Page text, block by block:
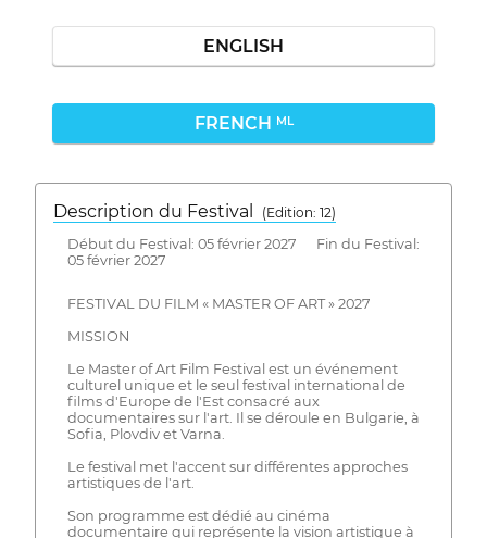
ENGLISH
FRENCH ML
Description du Festival
( Edition: 12)
Début du Festival: 05 février 2027 Fin du Festival:
05 février 2027
FESTIVAL DU FILM « MASTER OF ART » 2027
MISSION
Le Master of Art Film Festival est un événement
culturel unique et le seul festival international de
films d'Europe de l'Est consacré aux
documentaires sur l'art. Il se déroule en Bulgarie, à
Sofia, Plovdiv et Varna.
Le festival met l'accent sur différentes approches
artistiques de l'art.
Son programme est dédié au cinéma
documentaire qui représente la vision artistique à